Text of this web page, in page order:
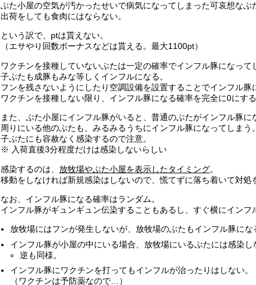
ぶた小屋の空気が汚かったせいで病気になってしまった可哀想なぶ
出荷をしても食肉にはならない。
という訳で、ptは貰えない。
（エサやり回数ボーナスなどは貰える。最大1100pt）
ワクチンを接種していないぶたは一定の確率でインフル豚になって
子ぶたも成豚もみな等しくインフルになる。
フンを残さないようにしたり空調設備を設置することでインフル豚
ワクチンを接種しない限り、インフル豚になる確率を完全に0にする
また、ぶた小屋にインフル豚がいると、普通のぶたがインフル豚に
周りにいる他のぶたも、みるみるうちにインフル豚になってしまう。
子ぶたにも容赦なく感染するので注意。
※ 入荷直後3分程度だけは感染しないらしい
感染するのは、放牧場やぶた小屋を表示したタイミング。
移動をしなければ新規感染はしないので、慌てずに落ち着いて対処
なお、インフル豚になる確率はランダム。
インフル豚がギュンギュン伝染することもあるし、すぐ横にイン
放牧場にはフンが発生しないが、放牧場のぶたもインフル豚にな
インフル豚が小屋の中にいる場合、放牧場にいるぶたには感染し
逆も同様。
インフル豚にワクチンを打ってもインフルが治ったりはしない。
（ワクチンは予防薬なので…）